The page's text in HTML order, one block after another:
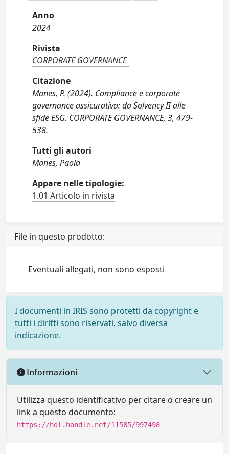
Anno
2024
Rivista
CORPORATE GOVERNANCE
Citazione
Manes, P. (2024). Compliance e corporate
governance assicurativa: da Solvency II alle
sfide ESG. CORPORATE GOVERNANCE, 3, 479-
538.
Tutti gli autori
Manes, Paola
Appare nelle tipologie:
1.01 Articolo in rivista
File in questo prodotto:
Eventuali allegati, non sono esposti
I documenti in IRIS sono protetti da copyright e
tutti i diritti sono riservati, salvo diversa
indicazione.
Informazioni
Utilizza questo identificativo per citare o creare un
link a questo documento:
https://hdl.handle.net/11585/997498